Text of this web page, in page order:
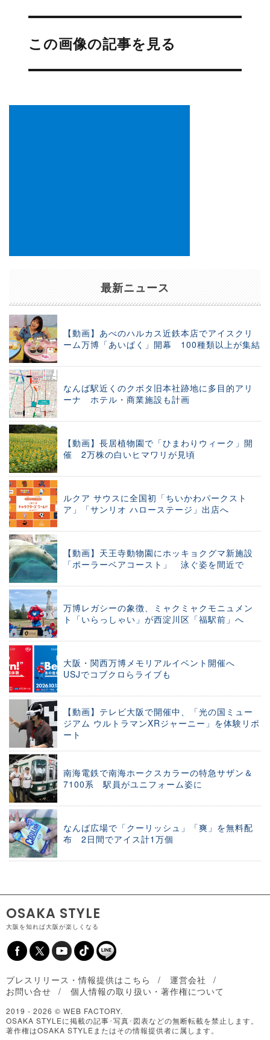
投
ナ
ビ
ー
この画像の記事を見る
最新ニュース
【動画】あべのハルカス近鉄本店でアイスクリ
ーム万博「あいぱく」開幕 100種類以上が集結
なんば駅近くのクボタ旧本社跡地に多目的アリ
ーナ ホテル・商業施設も計画
【動画】長居植物園で「ひまわりウィーク」開
催 2万株の白いヒマワリが見頃
ルクア サウスに全国初「ちいかわパークスト
ア」「サンリオ ハローステージ」出店へ
【動画】天王寺動物園にホッキョクグマ新施設
「ポーラーベアコースト」 泳ぐ姿を間近で
万博レガシーの象徴、ミャクミャクモニュメン
ト「いらっしゃい」が西淀川区「福駅前」へ
大阪・関西万博メモリアルイベント開催へ
USJでコブクロらライブも
【動画】テレビ大阪で開催中、「光の国ミュー
ジアム ウルトラマンXRジャーニー」を体験リポ
ート
南海電鉄で南海ホークスカラーの特急サザン＆
7100系 駅員がユニフォーム姿に
なんば広場で「クーリッシュ」「爽」を無料配
布 2日間でアイス計1万個
OSAKA STYLE
大阪を知れば大阪が楽しくなる
プレスリリース・情報提供はこちら
運営会社
お問い合せ
個人情報の取り扱い・著作権について
2019 - 2026 © WEB FACTORY.
OSAKA STYLEに掲載の記事･写真･図表などの無断転載を禁止します。
著作権はOSAKA STYLEまたはその情報提供者に属します。